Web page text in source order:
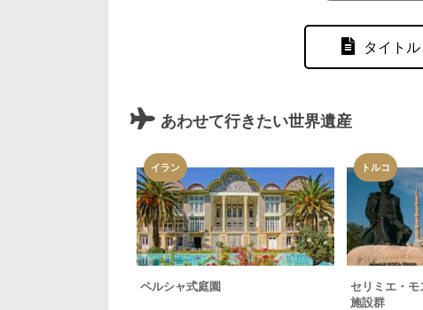
タイト
あわせて行きたい世界遺産
イラン
ペルシャ式庭園
トルコ
セリミエ・
施設群